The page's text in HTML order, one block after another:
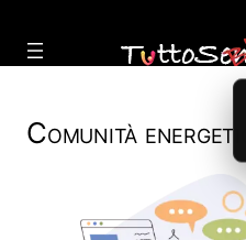
contenuto
Comunità